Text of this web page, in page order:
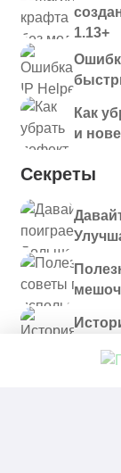
1.13+
Как
и
Секреты